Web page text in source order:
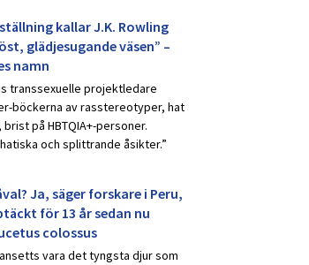
kallar J.K. Rowling
glädjesugande väsen” –
namn
transsexuelle projektledare
böckerna av rasstereotyper, hat
på HBTQIA+-personer.
och splittrande åsikter.”
Ja, säger forskare i Peru,
för 13 år sedan nu
colossus
vara det tyngsta djur som